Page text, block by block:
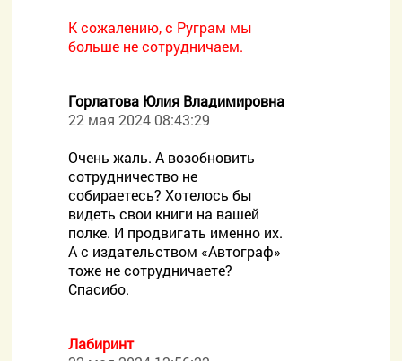
К сожалению, с Руграм мы
больше не сотрудничаем.
Горлатова Юлия Владимировна
22 мая 2024 08:43:29
Очень жаль. А возобновить
сотрудничество не
собираетесь? Хотелось бы
видеть свои книги на вашей
полке. И продвигать именно их.
А с издательством «Автограф»
тоже не сотрудничаете?
Спасибо.
Лабиринт